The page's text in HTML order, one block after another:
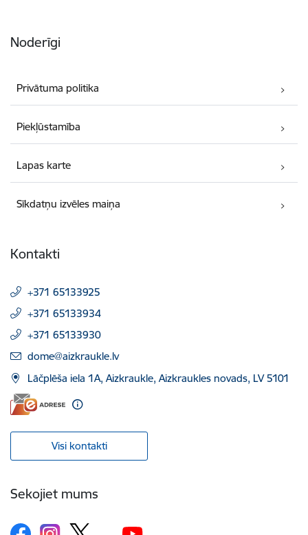
Noderīgi
Privātuma politika
Piekļūstamība
Lapas karte
Sīkdatņu izvēles maiņa
Kontakti
+371 65133925
+371 65133934
+371 65133930
E-pasts:
dome@aizkraukle.lv
Lāčplēša iela 1A, Aizkraukle, Aizkraukles novads, LV 5101
Visi kontakti
Sekojiet mums